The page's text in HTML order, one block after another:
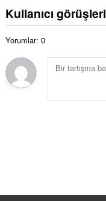
s
ı
y
s
ı
s
l
o
y
y
Kullanıcı görüşleri
Yorumlar: 0